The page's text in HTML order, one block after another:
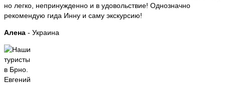
но легко, непринужденно и в удовольствие! Однозначно
рекомендую гида Инну и саму экскурсию!
Алена - Украина